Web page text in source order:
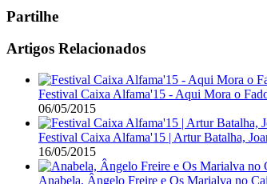
Partilhe
Artigos Relacionados
Festival Caixa Alfama'15 - Aqui Mora o
06/05/2015
Festival Caixa Alfama'15 | Artur Batalha,
16/05/2015
Anabela, Ângelo Freire e Os Marialva no